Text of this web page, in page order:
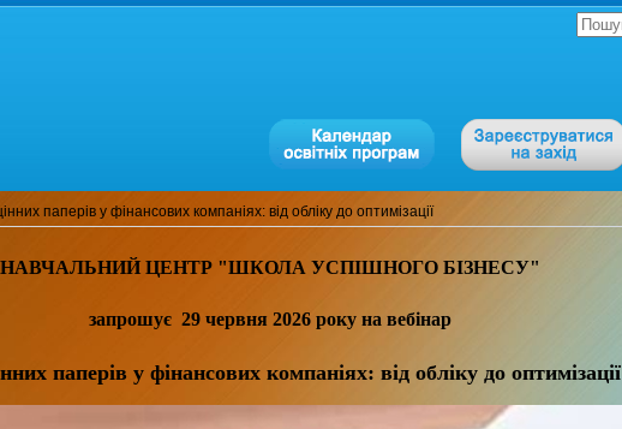
паперів у фінансових компаніях: від обліку до оптимізації
НАВЧАЛЬНИЙ ЦЕНТР "ШКОЛА УСПІШНОГО БІЗНЕСУ"
запрошує 29 червня 2026 року на вебінар
паперів у фінансових компаніях: від обліку до оптимізації